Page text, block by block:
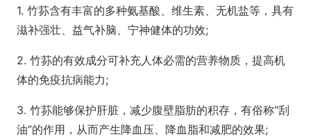
1. 竹荪含有丰富的多种氨基酸、维生素、无机盐等，具有
滋补强壮、益气补脑、宁神健体的功效;
2. 竹荪的有效成分可补充人体必需的营养物质，提高机
体的免疫抗病能力;
3. 竹荪能够保护肝脏，减少腹壁脂肪的积存，有俗称“刮
油”的作用，从而产生降血压、降血脂和减肥的效果;